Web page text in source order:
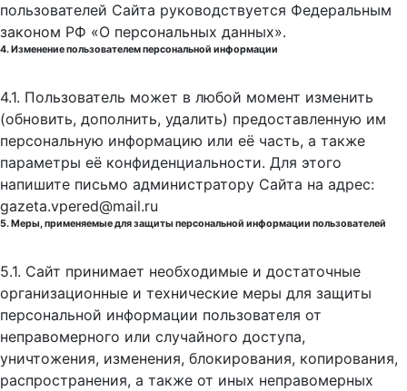
пользователей Сайта руководствуется Федеральным
законом РФ «О персональных данных».
4. Изменение пользователем персональной информации
4.1. Пользователь может в любой момент изменить
(обновить, дополнить, удалить) предоставленную им
персональную информацию или её часть, а также
параметры её конфиденциальности. Для этого
напишите письмо администратору Сайта на адрес:
gazeta.vpered@mail.ru
5. Меры, применяемые для защиты персональной информации пользователей
5.1. Сайт принимает необходимые и достаточные
организационные и технические меры для защиты
персональной информации пользователя от
неправомерного или случайного доступа,
уничтожения, изменения, блокирования, копирования,
распространения, а также от иных неправомерных